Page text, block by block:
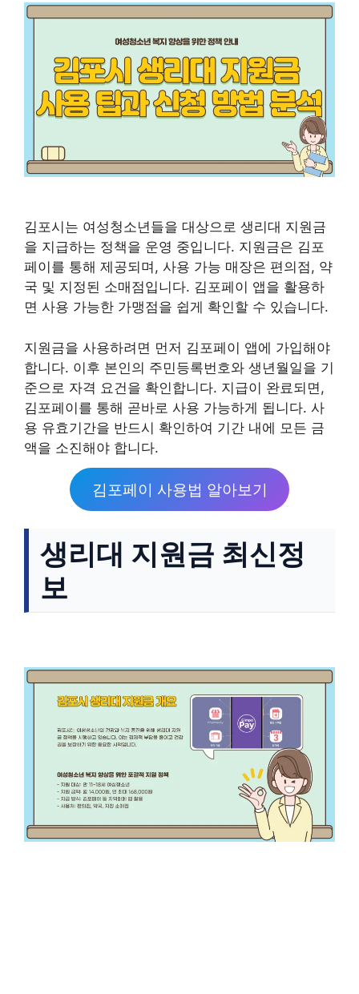
김포시는 여성청소년들을 대상으로 생리대 지원금
을 지급하는 정책을 운영 중입니다. 지원금은 김포
페이를 통해 제공되며, 사용 가능 매장은 편의점, 약
국 및 지정된 소매점입니다. 김포페이 앱을 활용하
면 사용 가능한 가맹점을 쉽게 확인할 수 있습니다.
지원금을 사용하려면 먼저 김포페이 앱에 가입해야
합니다. 이후 본인의 주민등록번호와 생년월일을 기
준으로 자격 요건을 확인합니다. 지급이 완료되면,
김포페이를 통해 곧바로 사용 가능하게 됩니다. 사
용 유효기간을 반드시 확인하여 기간 내에 모든 금
액을 소진해야 합니다.
김포페이 사용법 알아보기
생리대 지원금 최신정
보